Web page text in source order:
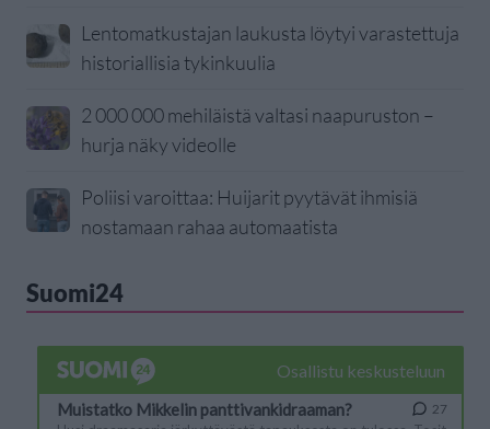
Lentomatkustajan laukusta löytyi varastettuja
historiallisia tykinkuulia
2 000 000 mehiläistä valtasi naapuruston –
hurja näky videolle
Poliisi varoittaa: Huijarit pyytävät ihmisiä
nostamaan rahaa automaatista
Suomi24